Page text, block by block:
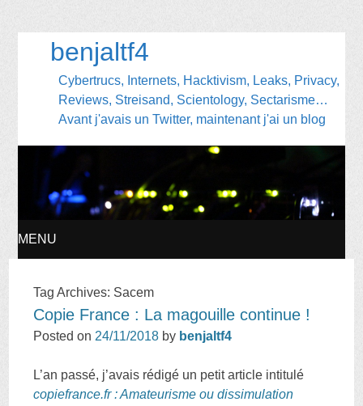
benjaltf4
Cybertrucs, Internets, Hacktivism, Leaks, Privacy,
Reviews, Streisand, Scientology, Sectarisme…
Avant j'avais un Twitter, maintenant j'ai un blog
MENU
TO
Tag Archives: Sacem
Copie France : La magouille continue !
Posted on 24/11/2018 by benjaltf4
L’an passé, j’avais rédigé un petit article intitulé
copiefrance.fr : Amateurisme ou dissimulation